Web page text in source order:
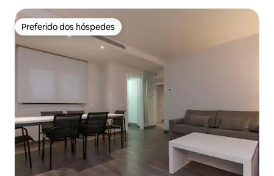
Preferido dos hóspedes
Preferido dos hóspedes